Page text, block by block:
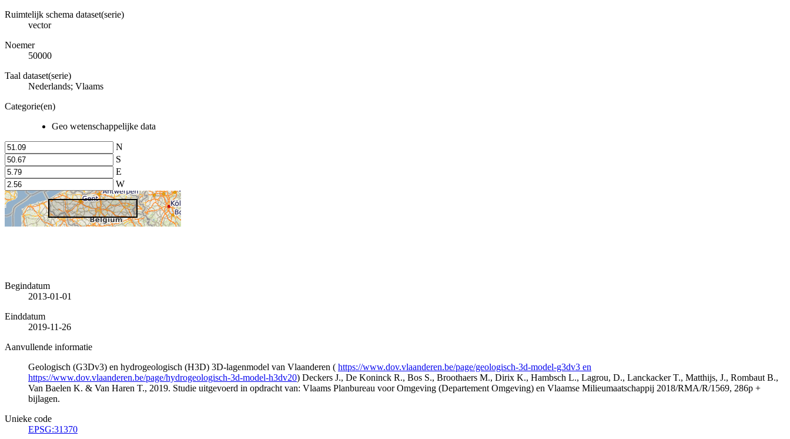
Ruimtelijk schema dataset(serie)
vector
Noemer
50000
Taal dataset(serie)
Nederlands; Vlaams
Categorie(en)
Geo wetenschappelijke data
N
S
E
W
Begindatum
2013-01-01
Einddatum
2019-11-26
Aanvullende informatie
Geologisch (G3Dv3) en hydrogeologisch (H3D) 3D-lagenmodel van Vlaanderen ( https://www.dov.vlaanderen.be/page/geologisch-3d-model-g3dv3 en
https://www.dov.vlaanderen.be/page/hydrogeologisch-3d-model-h3dv20) Deckers J., De Koninck R., Bos S., Broothaers M., Dirix K., Hambsch L., Lagrou, D., Lanckacker T., Matthijs, J., Rombaut B.,
Van Baelen K. & Van Haren T., 2019. Studie uitgevoerd in opdracht van: Vlaams Planbureau voor Omgeving (Departement Omgeving) en Vlaamse Milieumaatschappij 2018/RMA/R/1569, 286p +
bijlagen.
Unieke code
EPSG:31370